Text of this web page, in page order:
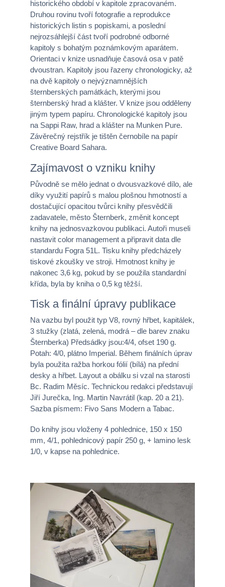
historického období v kapitole zpracovaném.
Druhou rovinu tvoří fotografie a reprodukce
historických listin s popiskami, a poslední
nejrozsáhlejší část tvoří podrobné odborné
kapitoly s bohatým poznámkovým aparátem.
Orientaci v knize usnadňuje časová osa v patě
dvoustran. Kapitoly jsou řazeny chronologicky, až
na dvě kapitoly o nejvýznamnějších
šternberských památkách, kterými jsou
šternberský hrad a klášter. V knize jsou odděleny
jiným typem papíru. Chronologické kapitoly jsou
na Sappi Raw, hrad a klášter na Munken Pure.
Závěrečný rejstřík je tištěn černobíle na papír
Creative Board Sahara.
Zajímavost o vzniku knihy
Původně se mělo jednat o dvousvazkové dílo, ale
díky využití papírů s malou plošnou hmotností a
dostačující opacitou tvůrci knihy přesvědčili
zadavatele, město Šternberk, změnit koncept
knihy na jednosvazkovou publikaci. Autoři museli
nastavit color management a připravit data dle
standardu Fogra 51L. Tisku knihy předcházely
tiskové zkoušky ve stroji. Hmotnost knihy je
nakonec 3,6 kg, pokud by se použila standardní
křída, byla by kniha o 0,5 kg těžší.
Tisk a finální úpravy publikace
Na vazbu byl použit typ V8, rovný hřbet, kapitálek,
3 stužky (zlatá, zelená, modrá – dle barev znaku
Šternberka) Předsádky jsou:4/4, ofset 190 g.
Potah: 4/0, plátno Imperial. Během finálních úprav
byla použita ražba horkou fólií (bílá) na přední
desky a hřbet. Layout a obálku si vzal na starosti
Bc. Radim Měsíc. Technickou redakci představují
Jiří Jurečka, Ing. Martin Navrátil (kap. 20 a 21).
Sazba písmem: Fivo Sans Modern a Tabac.
Do knihy jsou vloženy 4 pohlednice, 150 x 150
mm, 4/1, pohlednicový papír 250 g, + lamino lesk
1/0, v kapse na pohlednice.